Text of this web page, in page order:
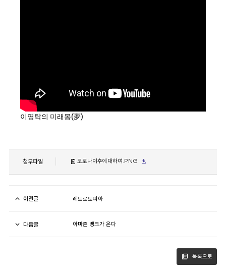
이영탁의 미래몽(夢)
첨부파일 코로나이후에대하여.PNG
이전글 레트로토피아
다음글 아마존 뱅크가 온다
목록으로